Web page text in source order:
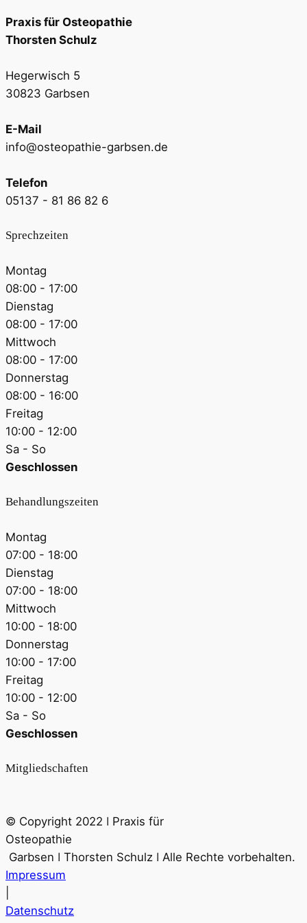
Praxis für Osteopathie
Thorsten Schulz
Hegerwisch 5
30823 Garbsen
E-Mail
info@osteopathie-garbsen.de
Telefon
05137 - 81 86 82 6
Sprechzeiten
Montag
08:00 - 17:00
Dienstag
08:00 - 17:00
Mittwoch
08:00 - 17:00
Donnerstag
08:00 - 16:00
Freitag
10:00 - 12:00
Sa - So
Geschlossen
Behandlungszeiten
Montag
07:00 - 18:00
Dienstag
07:00 - 18:00
Mittwoch
10:00 - 18:00
Donnerstag
10:00 - 17:00
Freitag
10:00 - 12:00
Sa - So
Geschlossen
Mitgliedschaften
© Copyright 2022 ǀ Praxis für
Osteopathie
Garbsen ǀ Thorsten Schulz ǀ Alle Rechte vorbehalten.
Impressum
Datenschutz